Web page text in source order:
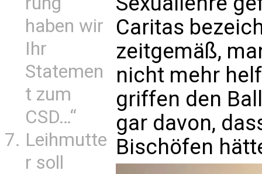
haben wir
Ihr
Statemen
t zum
CSD…“
Leihmutte
r soll
Caritas
zeitgemäß,
nicht mehr
griffen den
gar davon,
Bischöfen